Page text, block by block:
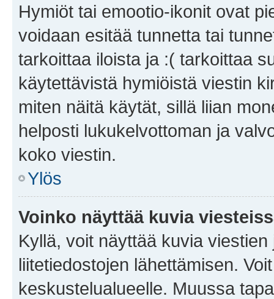
Hymiöt tai emootio-ikonit ovat
voidaan esitää tunnetta tai
tarkoittaa iloista ja :( tarkoittaa
käytettävistä hymiöistä viestin
miten näitä käytät, sillä liian
helposti lukukelvottoman ja
koko viestin.
Ylös
Voinko näyttää kuvia
Kyllä, voit näyttää kuvia
liitetiedostojen lähettämisen.
keskustelualueelle. Muussa